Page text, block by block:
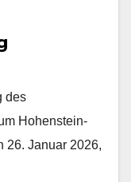
des
Hohenstein-
26. Januar 2026,